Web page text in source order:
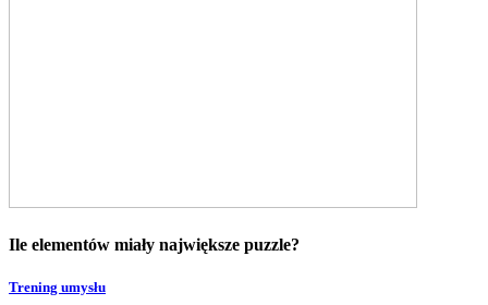
Ile elementów miały największe puzzle?
Trening umysłu